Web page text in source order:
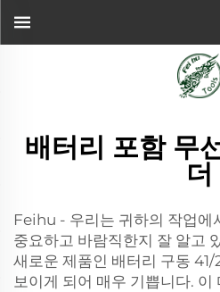
배터리 포함 무
더
Feihu - 우리는 귀하의 작업에
중요하고 바람직한지 잘 알고
새로운 제품인 배터리 구동
보이게 되어 매우 기쁩니다. 이